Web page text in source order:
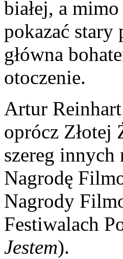
białej, a
pokazać
główna
otoczenie.
Artur
oprócz Złotej
szereg innych
Nagrodę
Nagrody
Festiwalach
Jestem).